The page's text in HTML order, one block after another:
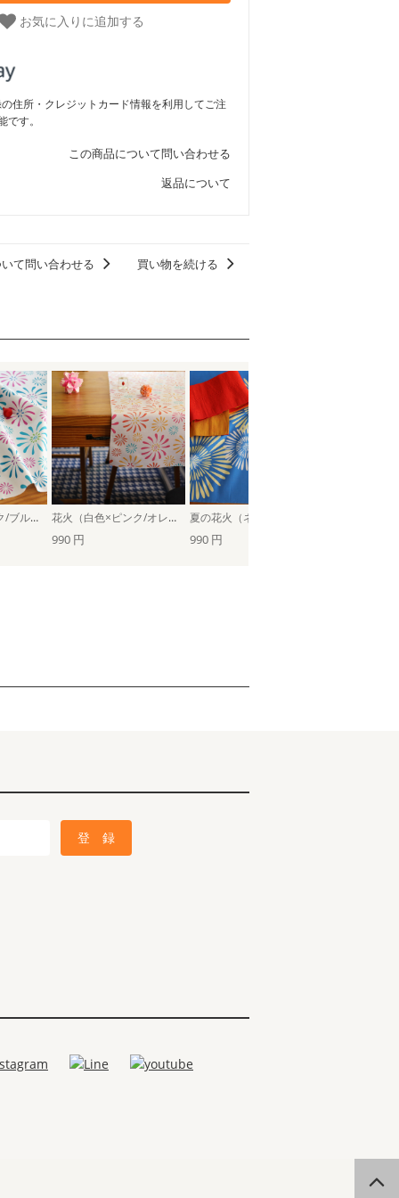
お気に入りに追加する
住所・クレジットカード情報を利用してご注
す。
この商品について問い合わせる
返品について
て問い合わせる 買い物を続ける
花火（白色×ピンク/ブルー） 花火（白色×ピンク/オレンジ）
990 円 990 円